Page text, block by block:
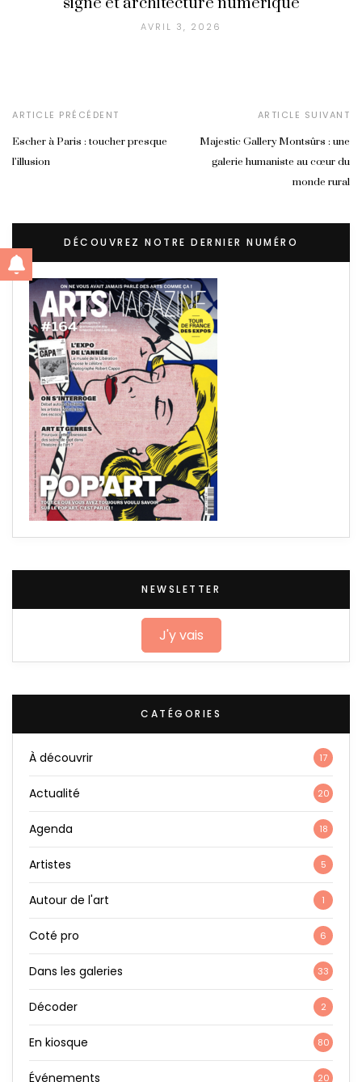
AVRIL 3, 2026
ARTICLE PRÉCÉDENT
Escher à Paris : toucher presque
l’illusion
ARTICLE SUIVANT
Majestic Gallery Montsûrs : une
galerie humaniste au cœur du
monde rural
DÉCOUVREZ NOTRE DERNIER NUMÉRO
NEWSLETTER
J'y vais
CATÉGORIES
À découvrir 17
Actualité 20
Agenda 18
Artistes 5
Autour de l'art 1
Coté pro 6
Dans les galeries 33
Décoder 2
En kiosque 80
Événements 20